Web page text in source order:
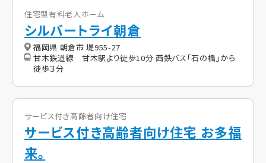
住宅型有料老人ホーム
シルバートライ朝倉
福岡県 朝倉市 堤955-27
甘木鉄道線 甘木駅より徒歩10分 西鉄バス「石の橋」から
徒歩３分
サービス付き高齢者向け住宅
サービス付き高齢者向け住宅 お多福
来。